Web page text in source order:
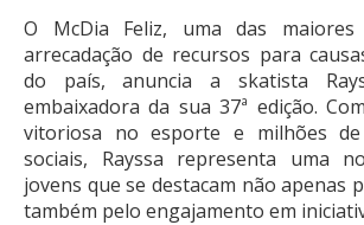
O McDia Feliz, uma das maiores
arrecadação de recursos para
do país, anuncia a skatista
embaixadora da sua 37ª edição.
vitoriosa no esporte e milhões
sociais, Rayssa representa uma
jovens que se destacam não apenas
também pelo engajamento em